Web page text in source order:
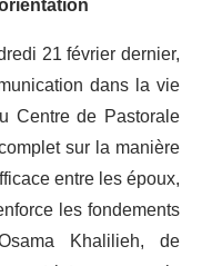
21 février dernier,
dans la vie
Centre de Pastorale
sur la manière
entre les époux,
les fondements
Khalilieh, de